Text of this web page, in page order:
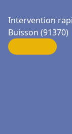
Intervention
Buisson (91370)